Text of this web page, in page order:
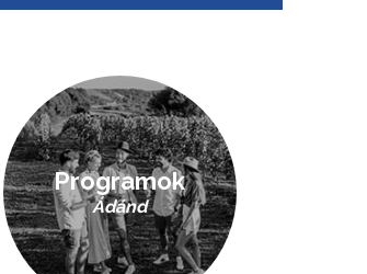
Programok
Ádánd